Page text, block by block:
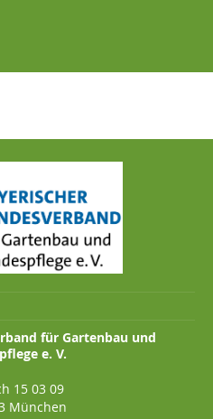
für Gartenbau und
e. V.
15 03 09
München